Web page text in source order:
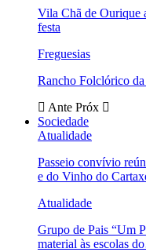
Vila Chã de Ourique
festa
Freguesias
Rancho Folclórico da
Ante Próx
Sociedade
Atualidade
Passeio convívio
e do Vinho do
Atualidade
Grupo de Pais “Um
material às escolas